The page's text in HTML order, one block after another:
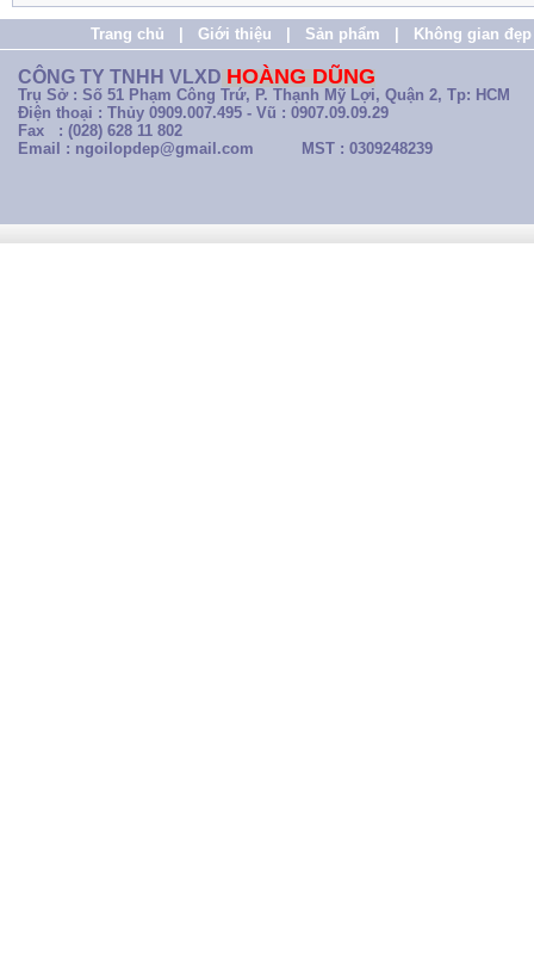
Trang chủ Giới thiệu Sản phẩm Không gian đẹp
CÔNG TY TNHH VLXD HOÀNG DŨNG
Trụ Sở : Số 51 Phạm Công Trứ, P. Thạnh Mỹ Lợi, Quận 2, Tp: HCM
Điện thoại : Thủy 0909.007.495 - Vũ : 0907.09.09.29
Fax : (028) 628 11 802
Email : ngoilopdep@gmail.com
MST : 0309248239